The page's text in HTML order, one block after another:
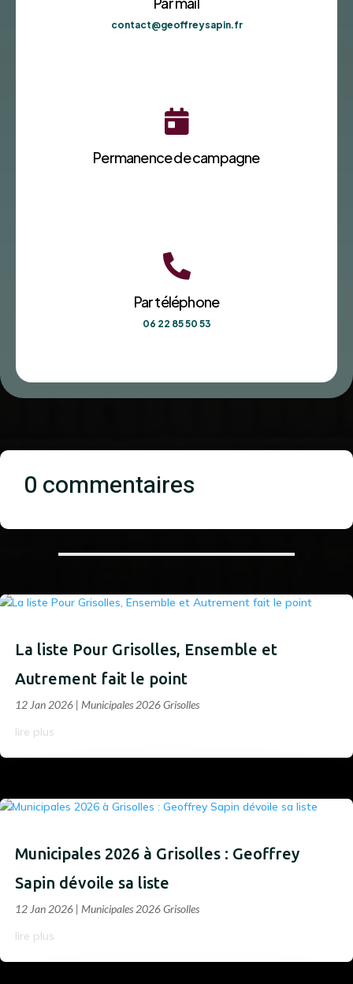
contact@geoffreysapin.fr

Permanence de campagne

Par téléphone
06 22 85 50 53
0 commentaires
La liste Pour Grisolles, Ensemble et
Autrement fait le point
12 Jan 2026 | Municipales 2026 Grisolles
lire plus
Municipales 2026 à Grisolles : Geoffrey
Sapin dévoile sa liste
12 Jan 2026 | Municipales 2026 Grisolles
lire plus